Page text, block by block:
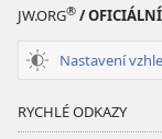
JW.ORG® / OFICIÁLNÍ
Nastavení
RYCHLÉ ODKAZY